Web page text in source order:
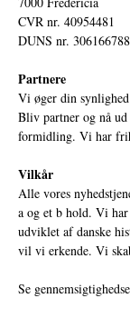
CVR nr. 40954481
DUNS nr. 306166788
Partnere
Vi øger din
Bliv partner og nå
formidling. Vi har
Vilkår
Alle vores
a og et b hold. Vi
udviklet af danske
vil vi erkende. Vi
Se